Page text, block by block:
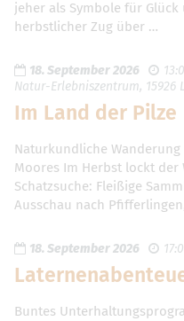
jeher als Symbole für
herbstlicher Zug über …
18. September 2026
Natur-Erlebniszentrum, 15926
Im Land der Pilze
Naturkundliche
Moores Im Herbst lockt
Schatzsuche: Fleißige
Ausschau nach
18. September 2026
Buntes